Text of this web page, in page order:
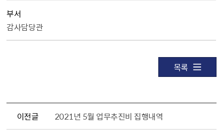
부서
감사담당관
목록
이전글 2021년 5월 업무추진비 집행내역